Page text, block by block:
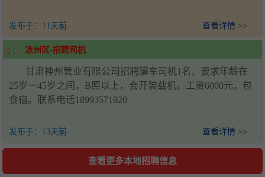
发布于： 11天前 查看详情 >>
凉州区-招聘司机
甘肃神州管业有限公司招聘罐车司机1名，要求年龄在
25岁一45岁之间，B照以上，会开装载机。工资6000元，包
食宿。联系电话18993571920
发布于： 13天前 查看详情 >>
查看更多本地招聘信息